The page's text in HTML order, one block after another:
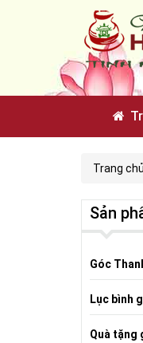
Trang chủ
Sản
Góc
Lục bình
Quà tặng